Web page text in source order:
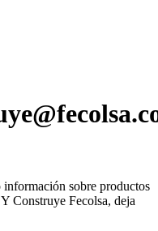
información sobre productos
Construye Fecolsa, deja